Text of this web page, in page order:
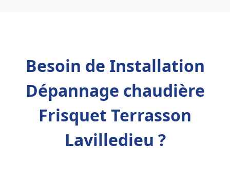
Besoin de Installation
Dépannage chaudière
Frisquet Terrasson
Lavilledieu ?